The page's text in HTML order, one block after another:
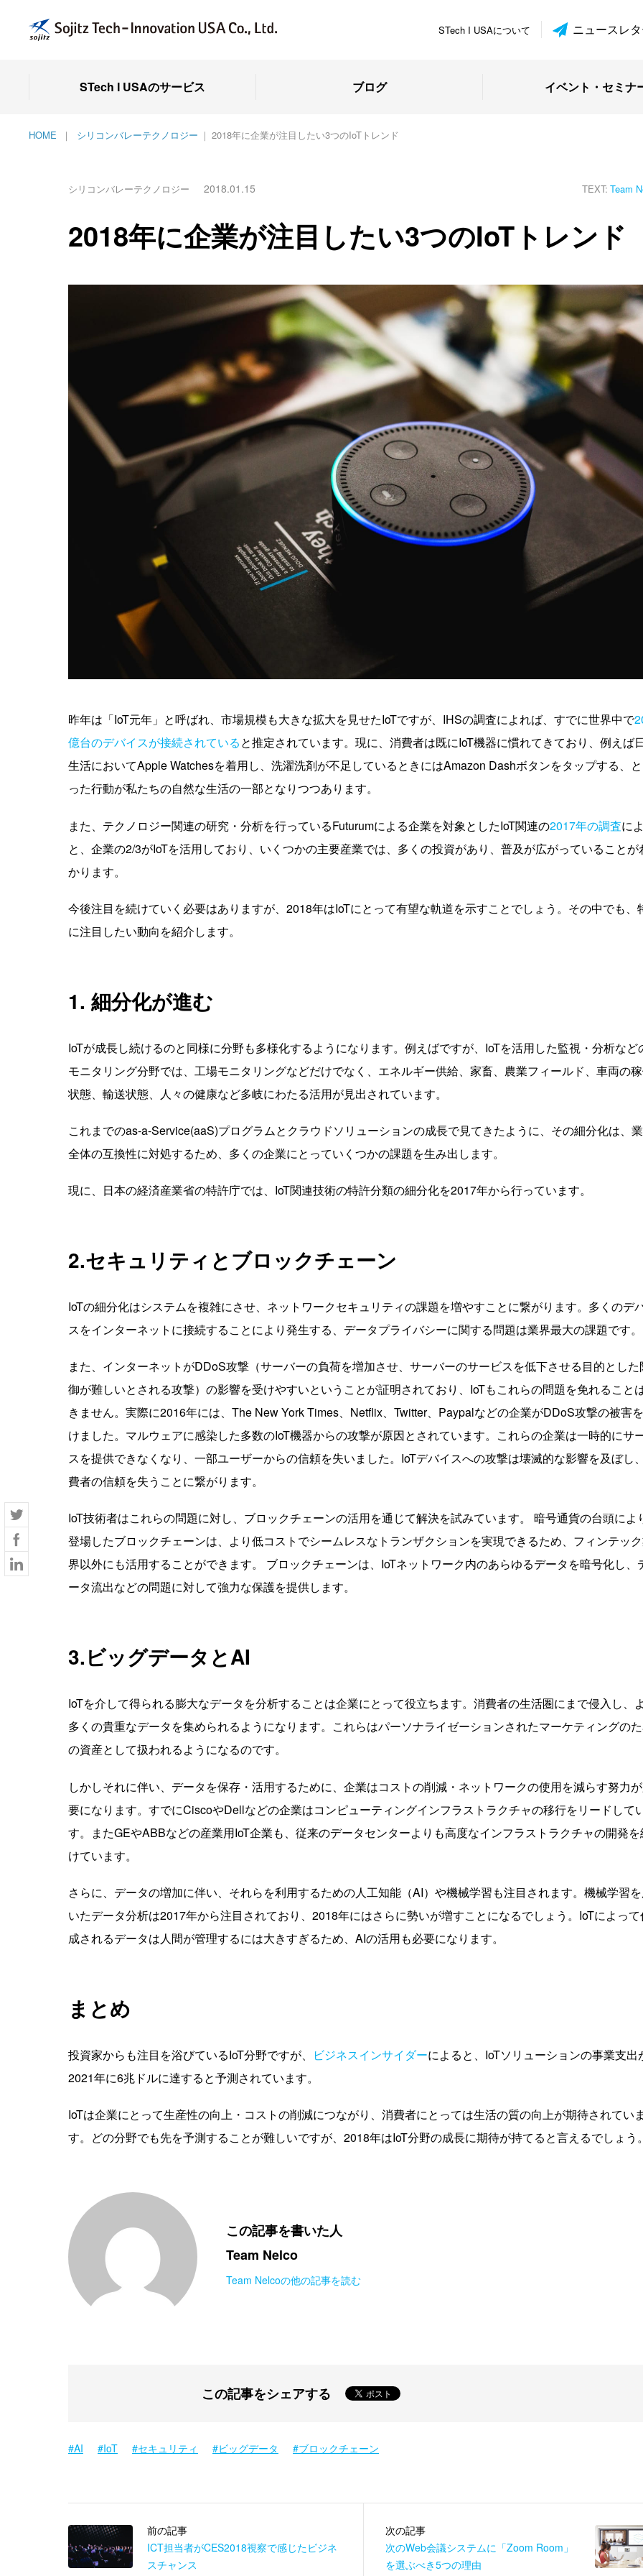
STech I USAについて ニュースレ
STech I USAのサービス ブログ イベント・セミナ
HOME シリコンバレーテクノロジー 2018年に企業が注目したい3つのIoTトレンド
シリコンバレーテクノロジー 2018.01.15 TEXT: Team
2018年に企業が注目したい3つのIoTトレンド
昨年は「IoT元年」と呼ばれ、市場規模も大きな拡大を見せたIoTですが、IHSの調査によれば、すでに世界中で
億台のデバイスが接続されていると推定されています。現に、消費者は既にIoT機器に慣れてきており、例えば
生活においてApple Watchesを着用し、洗濯洗剤が不足しているときにはAmazon Dashボタンをタップする、
った行動が私たちの自然な生活の一部となりつつあります。
また、テクノロジー関連の研究・分析を行っているFuturumによる企業を対象としたIoT関連の2017年の調査に
と、企業の2/3がIoTを活用しており、いくつかの主要産業では、多くの投資があり、普及が広がっていることが
かります。
今後注目を続けていく必要はありますが、2018年はIoTにとって有望な軌道を示すことでしょう。その中でも、
に注目したい動向を紹介します。
1. 細分化が進む
IoTが成長し続けるのと同様に分野も多様化するようになります。例えばですが、IoTを活用した監視・分析など
モニタリング分野では、工場モニタリングなどだけでなく、エネルギー供給、家畜、農業フィールド、車両の
状態、輸送状態、人々の健康など多岐にわたる活用が見出されています。
これまでのas-a-Service(aaS)プログラムとクラウドソリューションの成長で見てきたように、その細分化は、
全体の互換性に対処するため、多くの企業にとっていくつかの課題を生み出します。
現に、日本の経済産業省の特許庁では、IoT関連技術の特許分類の細分化を2017年から行っています。
2.セキュリティとブロックチェーン
IoTの細分化はシステムを複雑にさせ、ネットワークセキュリティの課題を増やすことに繋がります。多くのデ
スをインターネットに接続することにより発生する、データプライバシーに関する問題は業界最大の課題です。
また、インターネットがDDoS攻撃（サーバーの負荷を増加させ、サーバーのサービスを低下させる目的とした
御が難しいとされる攻撃）の影響を受けやすいということが証明されており、IoTもこれらの問題を免れること
きません。実際に2016年には、The New York Times、Netflix、Twitter、Paypalなどの企業がDDoS攻撃の被害
けました。マルウェアに感染した多数のIoT機器からの攻撃が原因とされています。これらの企業は一時的にサ
スを提供できなくなり、一部ユーザーからの信頼を失いました。IoTデバイスへの攻撃は壊滅的な影響を及ぼし
費者の信頼を失うことに繋がります。
IoT技術者はこれらの問題に対し、ブロックチェーンの活用を通じて解決を試みています。 暗号通貨の台頭によ
登場したブロックチェーンは、より低コストでシームレスなトランザクションを実現できるため、フィンテッ
界以外にも活用することができます。 ブロックチェーンは、IoTネットワーク内のあらゆるデータを暗号化し、
ータ流出などの問題に対して強力な保護を提供します。
3.ビッグデータとAI
IoTを介して得られる膨大なデータを分析することは企業にとって役立ちます。消費者の生活圏にまで侵入し、
多くの貴重なデータを集められるようになります。これらはパーソナライゼーションされたマーケティングの
の資産として扱われるようになるのです。
しかしそれに伴い、データを保存・活用するために、企業はコストの削減・ネットワークの使用を減らす努力
要になります。すでにCiscoやDellなどの企業はコンピューティングインフラストラクチャの移行をリードして
す。またGEやABBなどの産業用IoT企業も、従来のデータセンターよりも高度なインフラストラクチャの開発
けています。
さらに、データの増加に伴い、それらを利用するための人工知能（AI）や機械学習も注目されます。機械学習
いたデータ分析は2017年から注目されており、2018年にはさらに勢いが増すことになるでしょう。IoTによっ
成されるデータは人間が管理するには大きすぎるため、AIの活用も必要になります。
まとめ
投資家からも注目を浴びているIoT分野ですが、 ビジネスインサイダーによると、IoTソリューションの事業支出
2021年に6兆ドルに達すると予測されています。
IoTは企業にとって生産性の向上・コストの削減につながり、消費者にとっては生活の質の向上が期待されていま
す。どの分野でも先を予測することが難しいですが、2018年はIoT分野の成長に期待が持てると言えるでしょう。
この記事を書いた人
Team Nelco
Team Nelcoの他の記事を読む
この記事をシェアする
AI IoT セキュリティ ビッグデータ ブロックチェーン
前の記事
ICT担当者がCES2018視察で感じたビジネ
スチャンス
次の記事
次のWeb会議システムに「Zoom Room」
を選ぶべき5つの理由